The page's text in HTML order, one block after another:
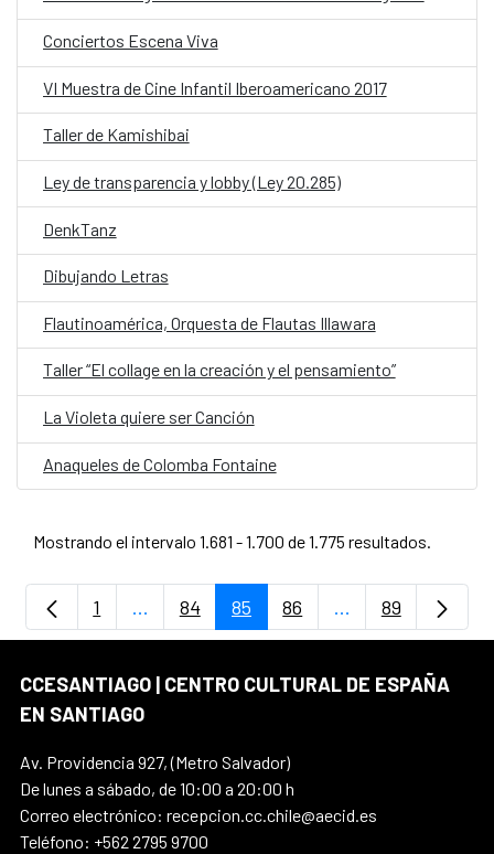
Conciertos Escena Viva
VI Muestra de Cine Infantil Iberoamericano 2017
Taller de Kamishibai
Ley de transparencia y lobby (Ley 20.285)
DenkTanz
Dibujando Letras
Flautinoamérica, Orquesta de Flautas Illawara
Taller “El collage en la creación y el pensamiento”
La Violeta quiere ser Canción
Anaqueles de Colomba Fontaine
Mostrando el intervalo 1.681 - 1.700 de 1.775 resultados.
Página
1 ...Páginas intermedias Use TAB para
Página
84 Página
85 Página
86 ...PáginasPágina
89
CCESANTIAGO | CENTRO CULTURAL DE ESPAÑA
EN SANTIAGO
Av. Providencia 927, (Metro Salvador)
De lunes a sábado, de 10:00 a 20:00 h
Correo electrónico: recepcion.cc.chile@aecid.es
Teléfono: +562 2795 9700